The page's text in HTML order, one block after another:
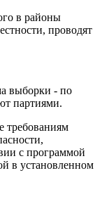
в районы
проводят
выборки - по
партиями.
требованиям
с программой
в установленном